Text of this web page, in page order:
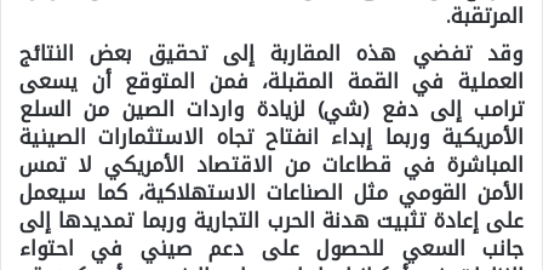
المرتقبة.
وقد تفضي هذه المقاربة إلى تحقيق بعض النتائج
العملية في القمة المقبلة، فمن المتوقع أن يسعى
ترامب إلى دفع (شي) لزيادة واردات الصين من السلع
الأمريكية وربما إبداء انفتاح تجاه الاستثمارات الصينية
المباشرة في قطاعات من الاقتصاد الأمريكي لا تمس
الأمن القومي مثل الصناعات الاستهلاكية، كما سيعمل
على إعادة تثبيت هدنة الحرب التجارية وربما تمديدها إلى
جانب السعي للحصول على دعم صيني في احتواء